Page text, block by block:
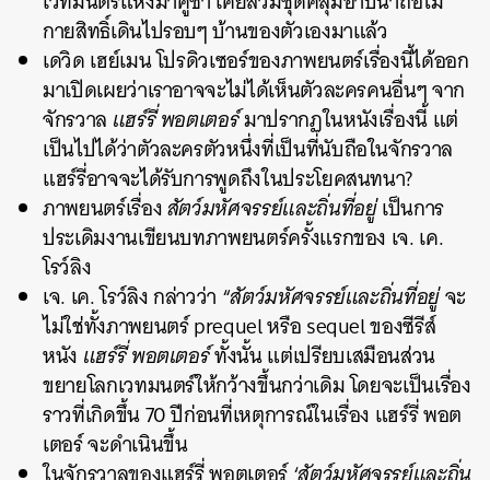
กายสิทธิ์เดินไปรอบๆ บ้านของตัวเองมาแล้ว
เดวิด เฮย์เมน โปรดิวเซอร์ของภาพยนตร์เรื่องนี้ได้ออก
มาเปิดเผยว่าเราอาจจะไม่ได้เห็นตัวละครคนอื่นๆ จาก
จักรวาล แฮร์รี่ พอตเตอร์มาปรากฏในหนังเรื่องนี้ แต่
เป็นไปได้ว่าตัวละครตัวหนึ่งที่เป็นที่นับถือในจักรวาล
แฮร์รี่อาจจะได้รับการพูดถึงในประโยคสนทนา?
ภาพยนตร์เรื่องสัตว์มหัศจรรย์และถิ่นที่อยู่เป็นการ
ประเดิมงานเขียนบทภาพยนตร์ครั้งแรกของ เจ. เค.
โรว์ลิง
เจ. เค. โรว์ลิง กล่าวว่า “สัตว์มหัศจรรย์และถิ่นที่อยู่จะ
ไม่ใช่ทั้งภาพยนตร์ prequel หรือ sequel ของซีรีส์
หนัง แฮร์รี่ พอตเตอร์ทั้งนั้น แต่เปรียบเสมือนส่วน
ขยายโลกเวทมนตร์ให้กว้างขึ้นกว่าเดิม โดยจะเป็นเรื่อง
ราวที่เกิดขึ้น 70 ปีก่อนที่เหตุการณ์ในเรื่อง แฮร์รี่ พอต
เตอร์ จะดำเนินขึ้น